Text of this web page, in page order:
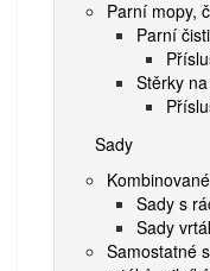
Parní mopy,
Parní
Stěrky
Sady
Sady s
Sady
Samostatné